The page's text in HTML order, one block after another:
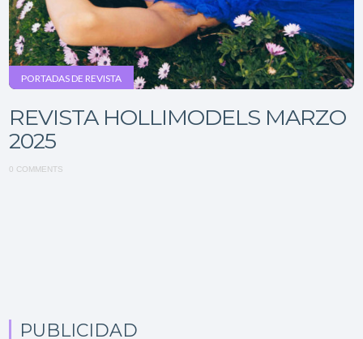
PORTADAS DE REVISTA
REVISTA HOLLIMODELS MARZO
2025
0 COMMENTS
PUBLICIDAD